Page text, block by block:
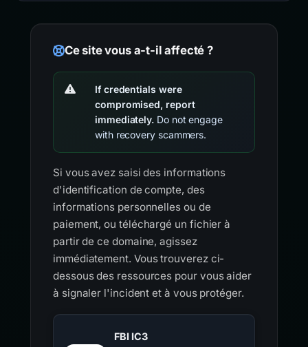
Ce site vous a-t-il affecté ?
If credentials were
compromised, report
immediately. Do not engage
with recovery scammers.
Si vous avez saisi des informations
d'identification de compte, des
informations personnelles ou de
paiement, ou téléchargé un fichier à
partir de ce domaine, agissez
immédiatement. Vous trouverez ci-
dessous des ressources pour vous aider
à signaler l'incident et à vous protéger.
FBI IC3